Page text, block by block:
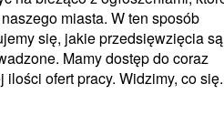
miasta. W ten sposób
się, jakie przedsięwzięcia
Mamy dostęp do coraz
ilości ofert pracy. Widzimy, co